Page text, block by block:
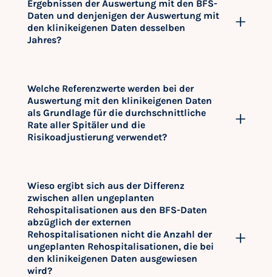
Ergebnissen der Auswertung mit den BFS-
Daten und denjenigen der Auswertung mit
den klinikeigenen Daten desselben
Jahres?
Welche Referenzwerte werden bei der
Auswertung mit den klinikeigenen Daten
als Grundlage für die durchschnittliche
Rate aller Spitäler und die
Risikoadjustierung verwendet?
Wieso ergibt sich aus der Differenz
zwischen allen ungeplanten
Rehospitalisationen aus den BFS-Daten
abzüglich der externen
Rehospitalisationen nicht die Anzahl der
ungeplanten Rehospitalisationen, die bei
den klinikeigenen Daten ausgewiesen
wird?